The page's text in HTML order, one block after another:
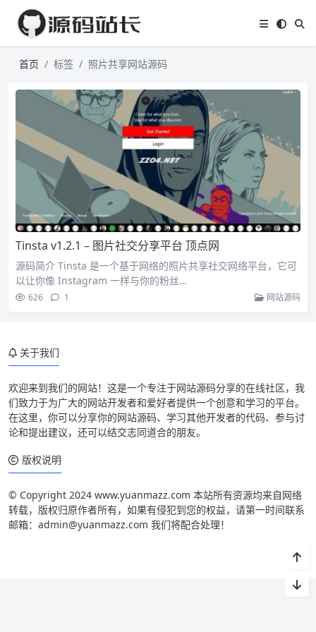
首页 标签 照片共享网站源码
Tinsta v1.2.1 – 图片社交分享平台 顶点网
源码简介 Tinsta 是一个基于网络的照片共享社交网络平台，它可
以让你像 Instagram 一样与你的粉丝…
626 1 网站源码
关于我们
欢迎来到我们的网站！这是一个专注于网站源码分享的在线社区，我
们致力于为广大的网站开发者和爱好者提供一个创意和学习的平台。
在这里，你可以分享你的网站源码、学习其他开发者的代码、参与讨
论和提出建议，还可以结交志同道合的朋友。
版权说明
© Copyright 2024 www.yuanmazz.com 本站所有资源均来自网络
转载，版权归原作者所有，如果有侵犯到您的权益，请第一时间联系
邮箱：admin@yuanmazz.com 我们将配合处理！